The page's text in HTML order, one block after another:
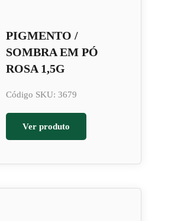
PIGMENTO /
SOMBRA EM PÓ
ROSA 1,5G
Código SKU: 3679
Ver produto